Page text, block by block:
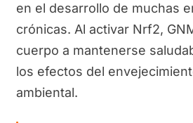
en el desarrollo de muchas
crónicas. Al activar Nrf2,
cuerpo a mantenerse
los efectos del
ambiental.